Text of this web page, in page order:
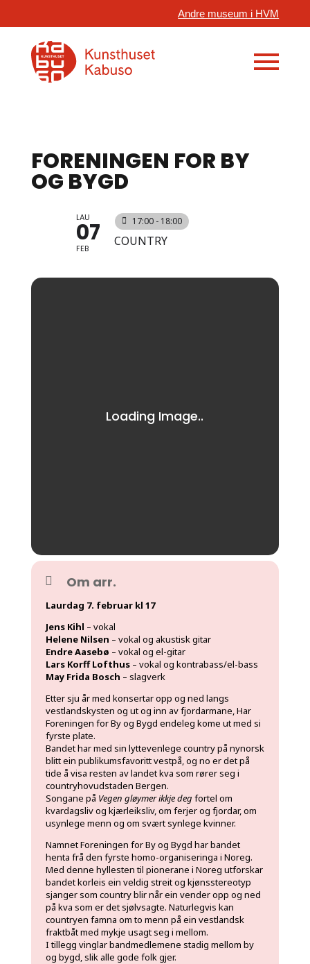
Andre museum i HVM
FORENINGEN FOR BY
OG BYGD
LAU
07
FEB
17:00 - 18:00
COUNTRY
Om arr.
Laurdag 7. februar kl 17
Jens Kihl – vokal
Helene Nilsen – vokal og akustisk gitar
Endre Aasebø – vokal og el-gitar
Lars Korff Lofthus– vokal og kontrabass/el-bass
May Frida Bosch – slagverk
Etter sju år med konsertar opp og ned langs
vestlandskysten og ut og inn av fjordarmane, Har
Foreningen for By og Bygd endeleg kome ut med si
fyrste plate.
Bandet har med sin lyttevenlege country på nynorsk
blitt ein publikumsfavoritt vestpå, og no er det på
tide å visa resten av landet kva som rører seg i
countryhovudstaden Bergen.
Songane på Vegen gløymer ikkje deg fortel om
kvardagsliv og kjærleiksliv, om ferjer og fjordar, om
usynlege menn og om svært synlege kvinner.
Namnet Foreningen for By og Bygd har bandet
henta frå den fyrste homo-organiseringa i Noreg.
Med denne hyllesten til pionerane i Noreg utforskar
bandet korleis ein veldig streit og kjønsstereotyp
sjanger som country blir når ein vender opp og ned
på kva som er det sjølvsagte. Naturlegvis kan
countryen famna om to menn på ein vestlandsk
fraktbåt med mykje usagt seg i mellom.
I tillegg vinglar bandmedlemene stadig mellom by
og bygd, slik alle gode folk gjer.